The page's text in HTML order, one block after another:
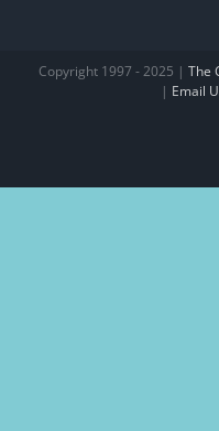
Copyright 1997 - 2025 | The
| Email